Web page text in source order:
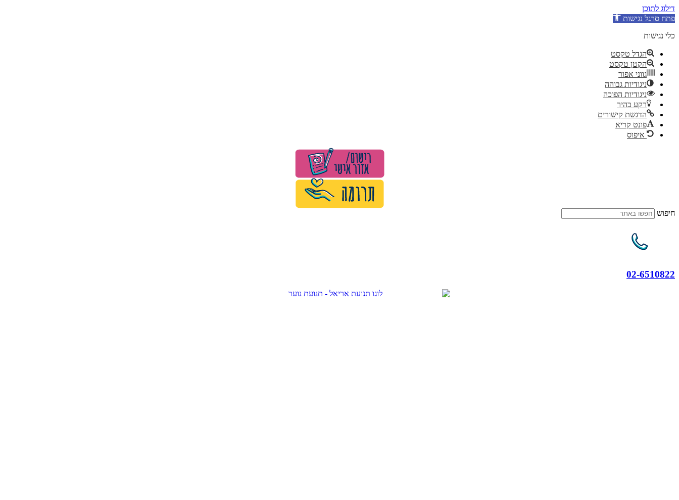
דילוג לתוכן
פתח סרגל נגישות
כלי נגישות
הגדל טקסט
הקטן טקסט
גווני אפור
ניגודיות גבוהה
ניגודיות הפוכה
רקע בהיר
הדגשת קישורים
פונט קריא
איפוס
חיפוש
02-6510822